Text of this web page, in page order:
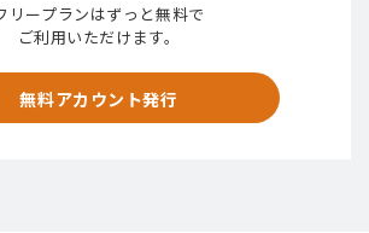
リープランはずっと無料で
ご利用いただけます。
無料アカウント発行